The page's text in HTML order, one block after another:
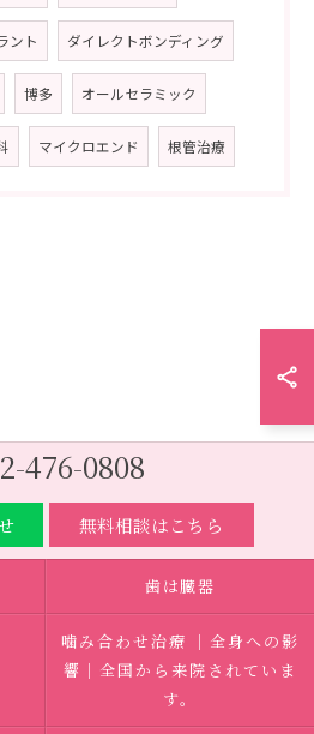
ント ダイレクトボンディング
博多 オールセラミック
マイクロエンド 根管治療
476-0808
無料相談はこちら
歯は臓器
噛み合わせ治療 ｜全身への影
響｜全国から来院されていま
す。